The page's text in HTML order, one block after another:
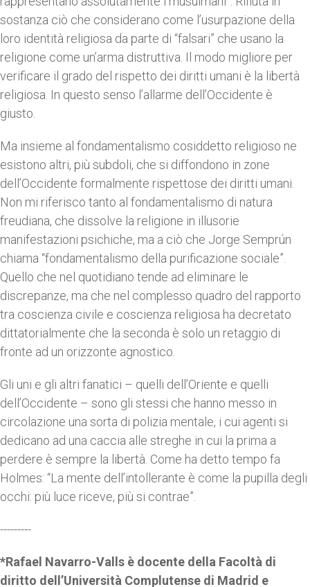
sostanza ciò che considerano come l’usurpazione della
loro identità religiosa da parte di “falsari” che usano la
religione come un’arma distruttiva. Il modo migliore per
verificare il grado del rispetto dei diritti umani è la libertà
religiosa. In questo senso l’allarme dell’Occidente è
giusto.
Ma insieme al fondamentalismo cosiddetto religioso ne
esistono altri, più subdoli, che si diffondono in zone
dell’Occidente formalmente rispettose dei diritti umani.
Non mi riferisco tanto al fondamentalismo di natura
freudiana, che dissolve la religione in illusorie
manifestazioni psichiche, ma a ciò che Jorge Semprún
chiama “fondamentalismo della purificazione sociale”.
Quello che nel quotidiano tende ad eliminare le
discrepanze, ma che nel complesso quadro del rapporto
tra coscienza civile e coscienza religiosa ha decretato
dittatorialmente che la seconda è solo un retaggio di
fronte ad un orizzonte agnostico.
Gli uni e gli altri fanatici – quelli dell’Oriente e quelli
dell’Occidente – sono gli stessi che hanno messo in
circolazione una sorta di polizia mentale, i cui agenti si
dedicano ad una caccia alle streghe in cui la prima a
perdere è sempre la libertà. Come ha detto tempo fa
Holmes: “La mente dell’intollerante è come la pupilla degli
occhi: più luce riceve, più si contrae”.
---------
*Rafael Navarro-Valls è docente della Facoltà di
diritto dell’Università Complutense di Madrid e